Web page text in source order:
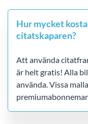
Hur mycket
citatskaparen?
Att använda
är helt gratis! Alla
använda. Vissa